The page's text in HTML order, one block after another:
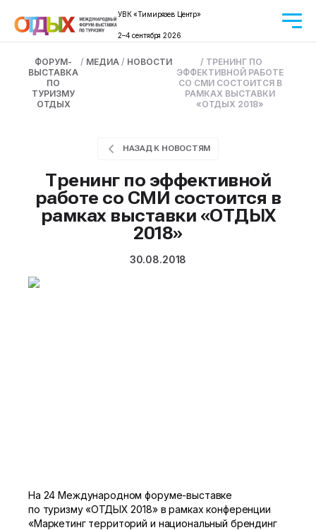
УВК «Тимирязев Центр»
2–4 сентября 2026
ФОРУМ-
ВЫСТАВКА
ПО
ТУРИЗМУ
ОТДЫХ
/ МЕДИА / НОВОСТИ / ТРЕНИНГ ПО
ЭФФЕКТИВНОЙ РАБОТЕ
СО СМИ СОСТОИТСЯ В
РАМКАХ ВЫСТАВКИ
«ОТДЫХ 2018»
НАЗАД К НОВОСТЯМ
Тренинг по эффективной
работе со СМИ состоится в
рамках выставки «ОТДЫХ
2018»
30.08.2018
На 24 Международном форуме-выставке
по туризму «ОТДЫХ 2018» в рамках конференции
«Маркетинг территорий и национальный брендинг